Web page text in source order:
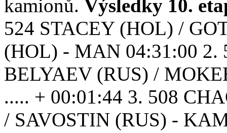
kamionů. Výsledky 10.
524 STACEY (HOL) /
(HOL) - MAN 04:31:00 2.
BELYAEV (RUS) /
..... + 00:01:44 3. 508
/ SAVOSTIN (RUS) -